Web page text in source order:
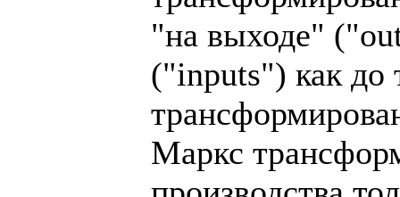
"на выходе"
("inputs") как до
Маркс